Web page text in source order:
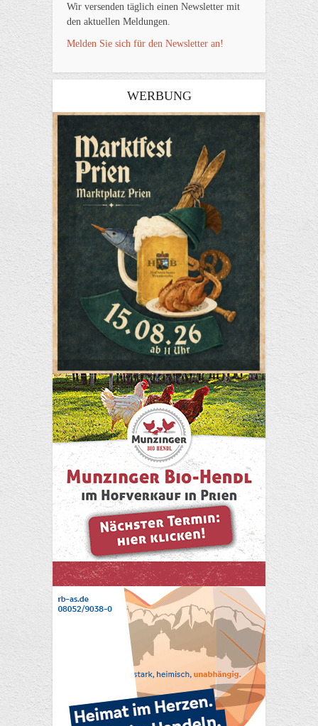
Wir versenden täglich einen Newsletter mit
den aktuellen Meldungen.
Melden Sie sich für den Newsletter an!
WERBUNG